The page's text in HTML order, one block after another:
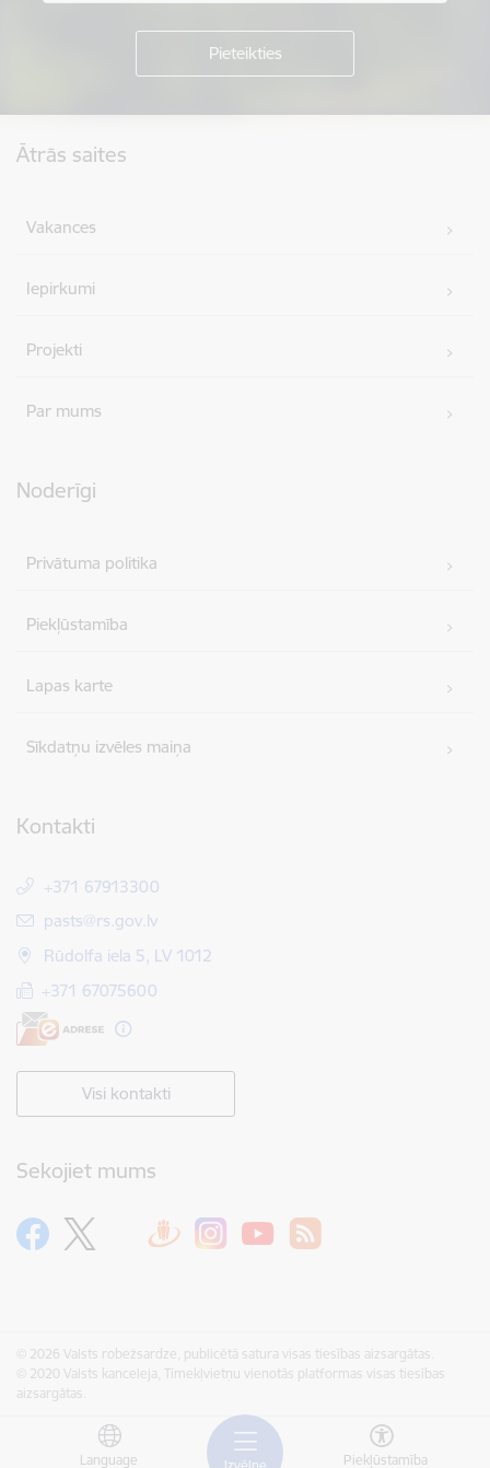
Language Piekļūstamība
Ātrās saites
Vakances
Iepirkumi
Projekti
Par mums
Noderīgi
Privātuma politika
Piekļūstamība
Lapas karte
Sīkdatņu izvēles maiņa
Kontakti
+371 67913300
E-pasts:
pasts@rs.gov.lv
Rūdolfa iela 5, LV 1012
+371 67075600
Visi kontakti
Sekojiet mums
© 2026 Valsts robežsardze, publicētā satura visas tiesības aizsargātas.
© 2020 Valsts kanceleja, Tīmekļvietņu vienotās platformas visas tiesības
aizsargātas.